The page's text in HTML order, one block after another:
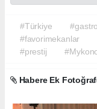
#Türkiye
#favorimekanlar
#prestij
Habere Ek